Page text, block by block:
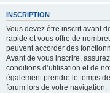
INSCRIPTION
Vous devez être inscrit avant
rapide et vous offre de
peuvent accorder des
Avant de vous inscrire,
conditions d’utilisation et de
également prendre le temps
forum lors de votre navigation.